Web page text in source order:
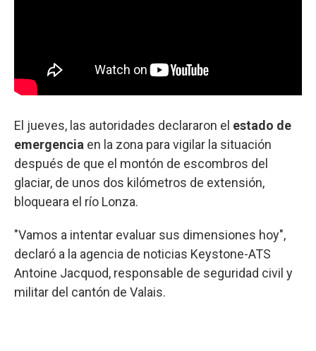
El jueves, las autoridades declararon el estado de
emergencia en la zona para vigilar la situación
después de que el montón de escombros del
glaciar, de unos dos kilómetros de extensión,
bloqueara el río Lonza.
"Vamos a intentar evaluar sus dimensiones hoy",
declaró a la agencia de noticias Keystone-ATS
Antoine Jacquod, responsable de seguridad civil y
militar del cantón de Valais.